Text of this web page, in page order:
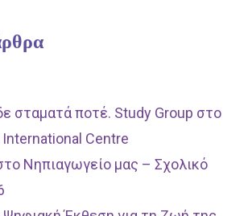
σταματά ποτέ. Study Group στο
Centre
Νηπιαγωγείο μας – Σχολικό